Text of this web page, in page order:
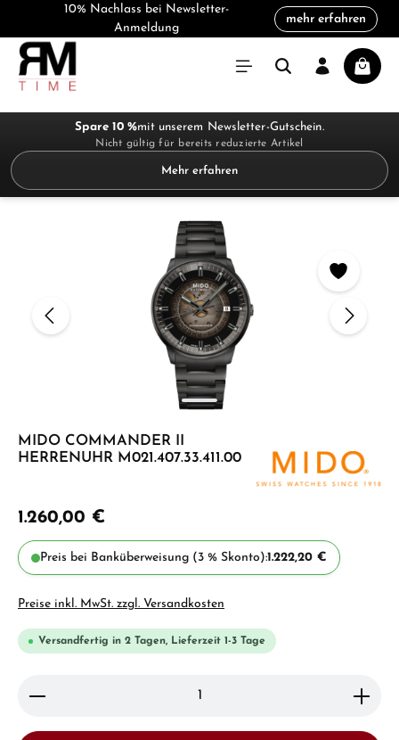
10% Nachlass bei Newsletter-
Anmeldung
mehr erfahren
Spare 10 %mit unserem Newsletter-Gutschein.
Nicht gültig für bereits reduzierte Artikel
Mehr erfahren
Bildergalerie überspringen
MIDO COMMANDER II
HERRENUHR M021.407.33.411.00
1.260,00 €
Preis bei Banküberweisung (3 % Skonto):1.222,20 €
Preise inkl. MwSt. zzgl. Versandkosten
Versandfertig in 2 Tagen, Lieferzeit 1-3 Tage
Produkt Anzahl: Gib den gewünschten Wert ein